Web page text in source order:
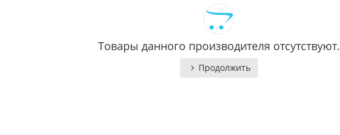
Товары данного производителя отсутствуют.
Продолжить